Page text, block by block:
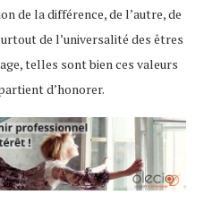
de la différence, de l’autre, de
de l’universalité des êtres
telles sont bien ces valeurs
d’honorer.